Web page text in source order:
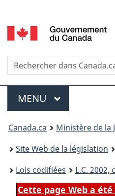
selection
Recherche
Menu
MENU PRINCIPAL
You
are
here:
Canada.ca
Ministère de la
Site Web de la législation
Lois codifiées
L.C. 2002,
Cette page Web a